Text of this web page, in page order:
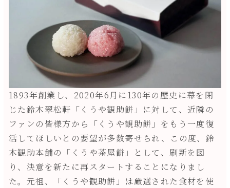
1893年創業し、2020年6月に130年の歴史に幕を閉
じた鈴木翠松軒「くうや観助餅」に対して、近隣の
ファンの皆様方から「くうや観助餅」をもう一度復
活してほしいとの要望が多数寄せられ、この度、鈴
木観助本舗の「くうや茶屋餅」として、刷新を図
り、決意を新たに再スタートすることになりまし
た。元祖、「くうや観助餅」は厳選された食材を使